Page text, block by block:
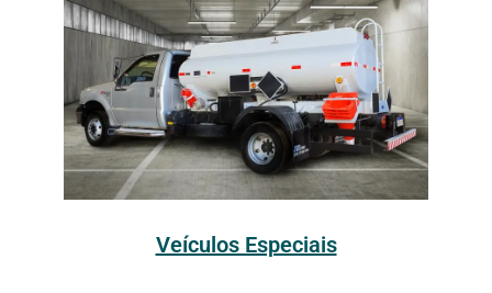
Veículos Especiais